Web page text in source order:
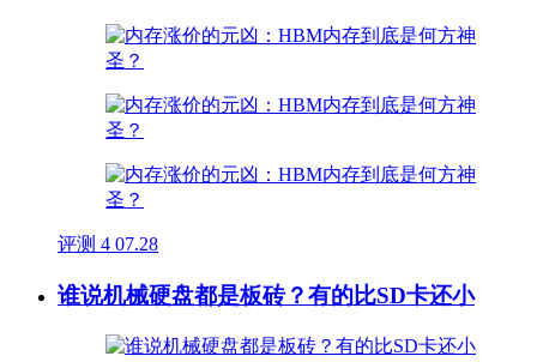
评测 4 07.28
谁说机械硬盘都是板砖？有的比SD卡还小